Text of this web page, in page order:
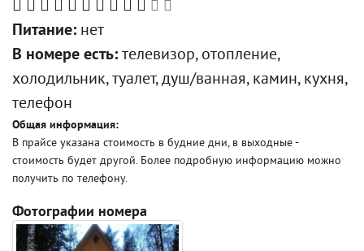
Питание: нет
В номере есть: телевизор, отопление,
холодильник, туалет, душ/ванная, камин, кухня,
телефон
Общая информация:
В прайсе указана стоимость в будние дни, в выходные -
стоимость будет другой. Более подробную информацию можно
получить по телефону.
Фотографии номера